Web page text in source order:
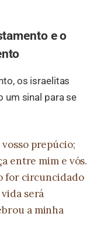
e o
os israelitas
um sinal para se
prepúcio;
entre mim e vós.
for circuncidado
será
a minha